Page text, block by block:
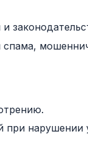
спама,
при нарушении